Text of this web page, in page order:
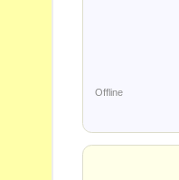
Offline